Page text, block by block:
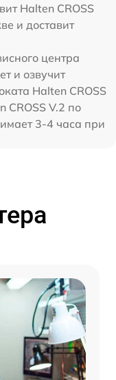
Halten CROSS
и доставит
центра
и озвучит
Halten CROSS
CROSS V.2 по
3-4 часа при